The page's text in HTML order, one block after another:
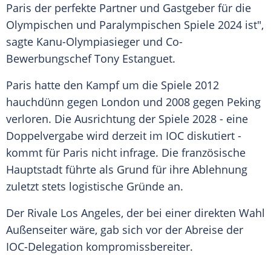
Paris der perfekte Partner und Gastgeber für die
Olympischen und Paralympischen Spiele 2024 ist",
sagte Kanu-Olympiasieger und Co-
Bewerbungschef Tony Estanguet.
Paris hatte den Kampf um die Spiele 2012
hauchdünn gegen London und 2008 gegen Peking
verloren. Die Ausrichtung der Spiele 2028 - eine
Doppelvergabe wird derzeit im IOC diskutiert -
kommt für Paris nicht infrage. Die französische
Hauptstadt führte als Grund für ihre Ablehnung
zuletzt stets logistische Gründe an.
Der Rivale Los Angeles, der bei einer direkten Wahl
Außenseiter wäre, gab sich vor der Abreise der
IOC-Delegation kompromissbereiter.